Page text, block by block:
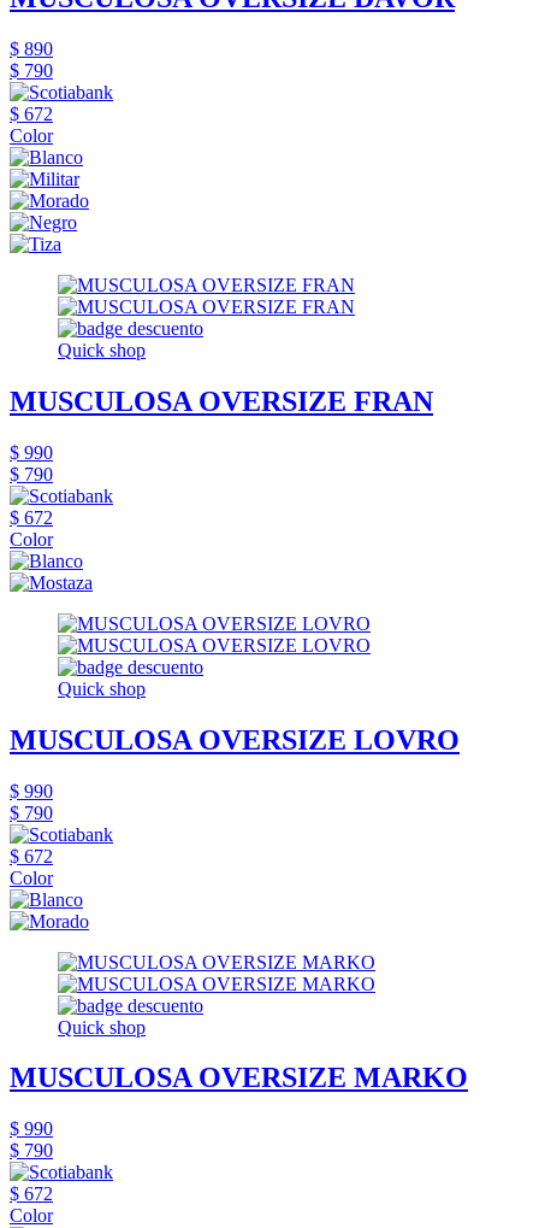
$ 890
$ 790
$ 672
Color
Quick shop
MUSCULOSA OVERSIZE FRAN
$ 990
$ 790
$ 672
Color
Quick shop
MUSCULOSA OVERSIZE LOVRO
$ 990
$ 790
$ 672
Color
Quick shop
MUSCULOSA OVERSIZE MARKO
$ 990
$ 790
$ 672
Color